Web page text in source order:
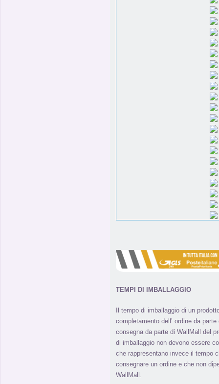
TEMPI DI IMBALLAGGIO
Il tempo di imballaggio di un
completamento dell’ ordine da
consegna da parte di WallMall del
di imballaggio non devono essere
che rappresentano invece il tempo
consegnare un ordine e che non
WallMall.